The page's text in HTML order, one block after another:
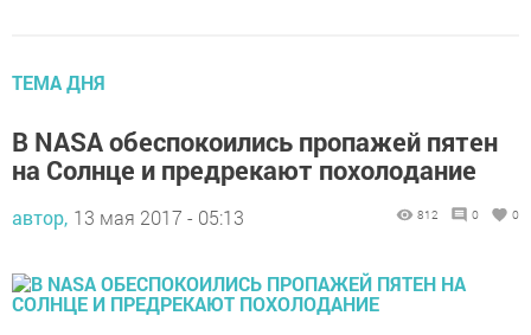
ТЕМА ДНЯ
В NASA обеспокоились пропажей пятен
на Солнце и предрекают похолодание
автор, 13 мая 2017 - 05:13 812 0 0